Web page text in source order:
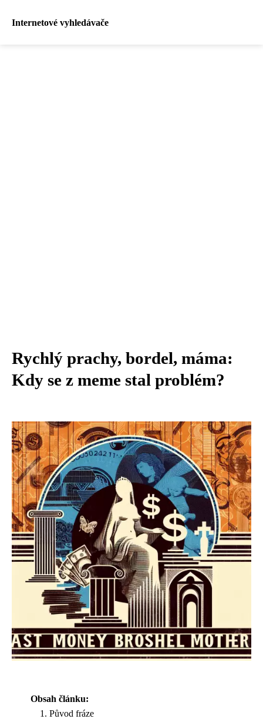
Internetové vyhledávače
Rychlý prachy, bordel, máma:
Kdy se z meme stal problém?
Obsah článku:
Původ fráze